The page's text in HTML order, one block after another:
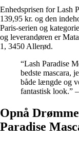
Enhedsprisen for Lash
139,95 kr. og den
Paris-serien og
og leverandøren er
1, 3450 Allerød.
“Lash Paradise
bedste mascara,
både længde og
fantastisk look.”
Opnå
Paradise